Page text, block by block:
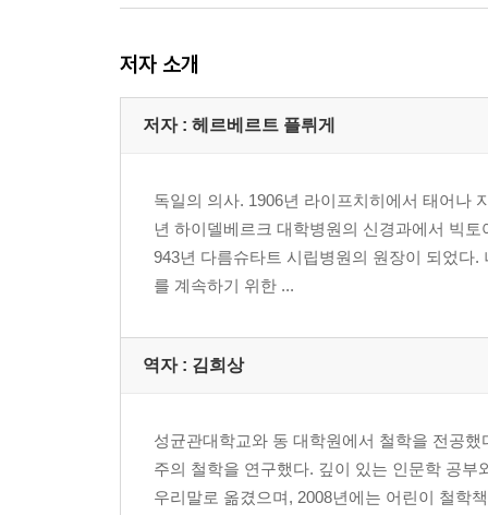
환자의 주관적 상태를 파악하는 일이 왜 중요한가
몸의 한계, 자유의 가능성_영원한 우울증 환자_통
내과 질환과 우울증_심장병 환자의 우울증_병
미래를 기약할 수 없다는 것 222
말수가 줄고 행동은 신중해진다_인격을 침식하
의식되는 몸 대 의식되지 않는 몸_미래를 기약할
저자 소개
저자 : 헤르베르트 플뤼게
독일의 의사. 1906년 라이프치히에서 태어나
년 하이델베르크 대학병원의 신경과에서 빅
943년 다름슈타트 시립병원의 원장이 되었다
를 계속하기 위한 ...
역자 : 김희상
성균관대학교와 동 대학원에서 철학을 전공
주의 철학을 연구했다. 깊이 있는 인문학 공
우리말로 옮겼으며, 2008년에는 어린이 철학